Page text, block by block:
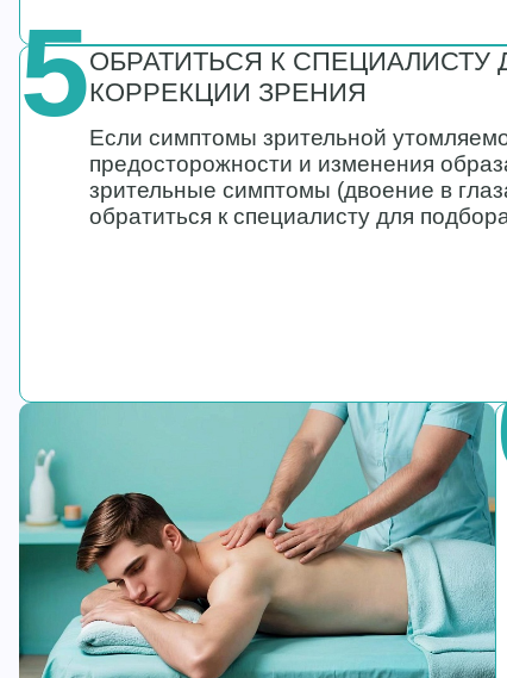
5ОБРАТИТЬСЯ К
КОРРЕКЦИИ ЗРЕНИЯ
Если симптомы зрительной
предосторожности и изменения
зрительные симптомы (двоение в
обратиться к специалисту для